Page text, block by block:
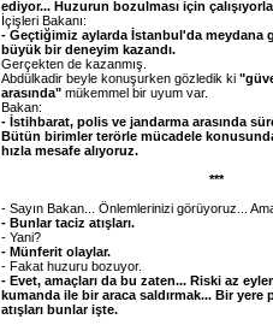
ediyor... Huzurun bozulması için
İçişleri Bakanı:
- Geçtiğimiz aylarda İstanbul'da meydana
büyük bir deneyim kazandı.
Gerçekten de kazanmış.
Abdülkadir beyle konuşurken gözledik ki
arasında" mükemmel bir uyum var.
Bakan:
- İstihbarat, polis ve jandarma arasında
Bütün birimler terörle mücadele
hızla mesafe alıyoruz.
***
- Sayın Bakan... Önlemlerinizi görüyoruz...
- Bunlar taciz atışları.
- Yani?
- Münferit olaylar.
- Fakat huzuru bozuyor.
- Evet, amaçları da bu zaten... Riski az
kumanda ile bir araca saldırmak... Bir yere
atışları bunlar işte.